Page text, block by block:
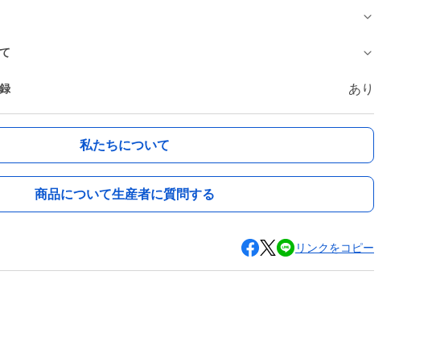
あり
私たちについて
商品について生産者に質問する
リンクをコピー